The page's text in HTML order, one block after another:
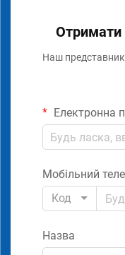
Отримати
Наш
Електронна
Мобільний
Код
Назва